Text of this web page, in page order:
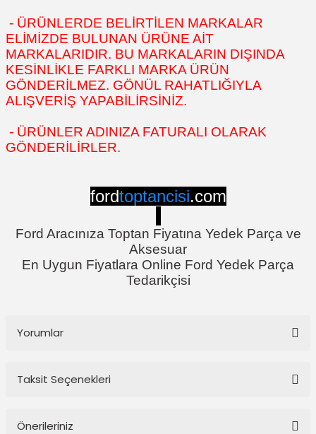
- ÜRÜNLERDE BELİRTİLEN MARKALAR
ELİMİZDE BULUNAN ÜRÜNE AİT
MARKALARIDIR. BU MARKALARIN DIŞINDA
KESİNLİKLE FARKLI MARKA ÜRÜN
GÖNDERİLMEZ. GÖNÜL RAHATLIĞIYLA
ALIŞVERİŞ YAPABİLİRSİNİZ.
- ÜRÜNLER ADINIZA FATURALI OLARAK
GÖNDERİLİRLER.
fordtoptancisi.com
Ford Aracınıza Toptan Fiyatına Yedek Parça ve
Aksesuar
En Uygun Fiyatlara Online Ford Yedek Parça
Tedarikçisi
Yorumlar
Taksit Seçenekleri
Önerileriniz